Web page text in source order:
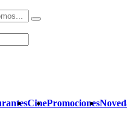
CinePromociones